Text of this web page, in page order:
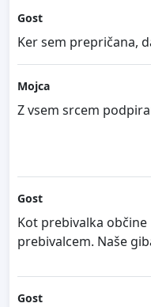
Gost
Ker sem prepričana,
Mojca
Z vsem srcem
Gost
Kot prebivalka
prebivalcem. Naše
Gost